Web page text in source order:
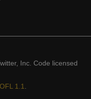
Inc. Code licensed
1.1